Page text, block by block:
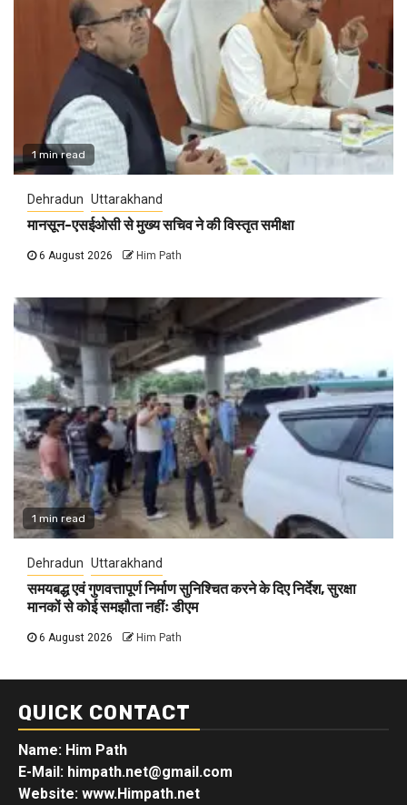
1 min read
Dehradun Uttarakhand
मानसून-एसईओसी से मुख्य सचिव ने की विस्तृत समीक्षा
6 August 2026 Him Path
1 min read
Dehradun Uttarakhand
समयबद्ध एवं गुणवत्तापूर्ण निर्माण सुनिश्चित करने के दिए निर्देश, सुरक्षा
मानकों से कोई समझौता नहींः डीएम
6 August 2026 Him Path
QUICK CONTACT
Name: Him Path
E-Mail: himpath.net@gmail.com
Website: www.Himpath.net